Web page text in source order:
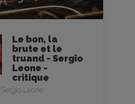
Le bon, la
brute et le
truand - Sergio
Leone -
critique
Sergio Leone